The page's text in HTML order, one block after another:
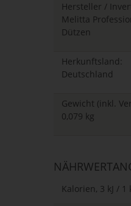
Hersteller /
Melitta
Dützen
Herkunftsland:
Deutschland
Gewicht (inkl.
0,079 kg
Kalorien, 3 kJ / 1